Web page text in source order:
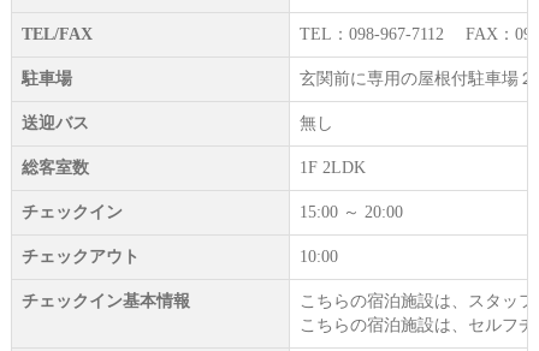
TEL/FAX TEL：098-967-7112 FAX：
駐車場 玄関前に専用の屋根付駐車場
送迎バス 無し
総客室数 1F 2LDK
チェックイン 15:00 ～ 20:00
チェックアウト 10:00
チェックイン基本情報
こちらの宿泊施設は、スタッ
こちらの宿泊施設は、セルフ